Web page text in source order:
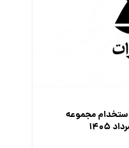
مجموعه